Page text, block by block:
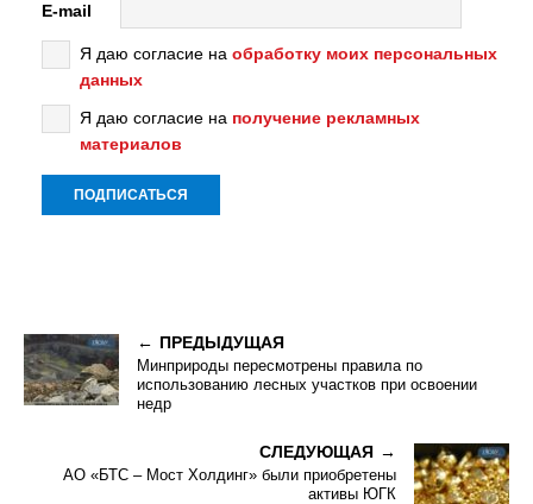
E-mail
Я даю согласие на обработку моих персональных
данных
Я даю согласие на получение рекламных
материалов
ПРЕДЫДУЩАЯ
Минприроды пересмотрены правила по
использованию лесных участков при освоении
недр
СЛЕДУЮЩАЯ
АО «БТС – Мост Холдинг» были приобретены
активы ЮГК